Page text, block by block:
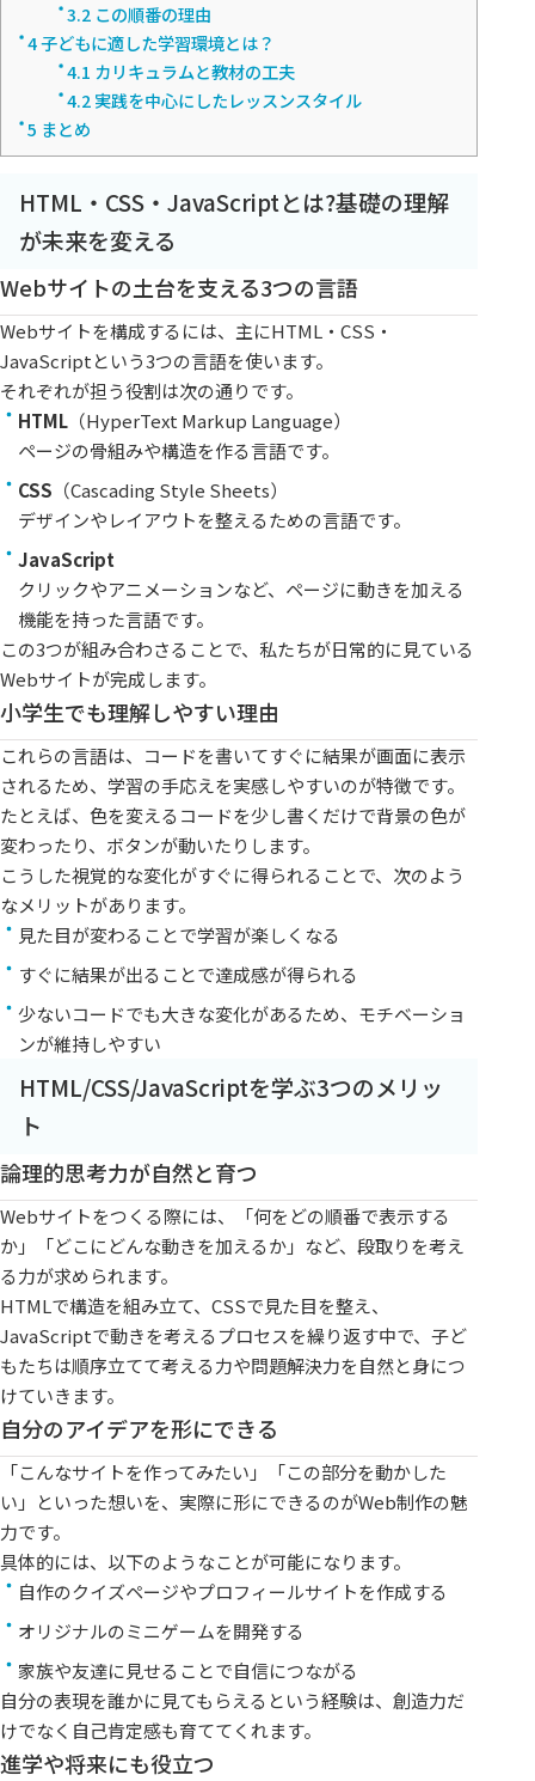
3.2 この順番の理由
4子どもに適した学習環境とは？
4.1 カリキュラムと教材の工夫
4.2実践を中心にしたレッスンスタイル
5 まとめ
HTML・CSS・JavaScriptとは?基礎の理解
が未来を変える
Webサイトの土台を支える3つの言語
Webサイトを構成するには、主にHTML・CSS・
JavaScriptという3つの言語を使います。
それぞれが担う役割は次の通りです。
HTML （HyperText Markup Language）
ページの骨組みや構造を作る言語です。
CSS （Cascading Style Sheets）
デザインやレイアウトを整えるための言語です。
JavaScript
クリックやアニメーションなど、ページに動きを加える
機能を持った言語です。
この3つが組み合わさることで、私たちが日常的に見ている
Webサイトが完成します。
小学生でも理解しやすい理由
これらの言語は、コードを書いてすぐに結果が画面に表示
されるため、学習の手応えを実感しやすいのが特徴です。
たとえば、色を変えるコードを少し書くだけで背景の色が
変わったり、ボタンが動いたりします。
こうした視覚的な変化がすぐに得られることで、次のよう
なメリットがあります。
見た目が変わることで学習が楽しくなる
すぐに結果が出ることで達成感が得られる
少ないコードでも大きな変化があるため、モチベーショ
ンが維持しやすい
HTML/CSS/JavaScriptを学ぶ3つのメリッ
ト
論理的思考力が自然と育つ
Webサイトをつくる際には、「何をどの順番で表示する
か」「どこにどんな動きを加えるか」など、段取りを考え
る力が求められます。
HTMLで構造を組み立て、CSSで見た目を整え、
JavaScriptで動きを考えるプロセスを繰り返す中で、子ど
もたちは順序立てて考える力や問題解決力を自然と身につ
けていきます。
自分のアイデアを形にできる
「こんなサイトを作ってみたい」「この部分を動かした
い」といった想いを、実際に形にできるのがWeb制作の魅
力です。
具体的には、以下のようなことが可能になります。
自作のクイズページやプロフィールサイトを作成する
オリジナルのミニゲームを開発する
家族や友達に見せることで自信につながる
自分の表現を誰かに見てもらえるという経験は、創造力だ
けでなく自己肯定感も育ててくれます。
進学や将来にも役立つ